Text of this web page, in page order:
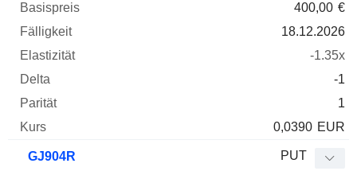
400,00 €
18.12.2026
-1.35x
-1
1
0,0390 EUR
GJ904R PUT